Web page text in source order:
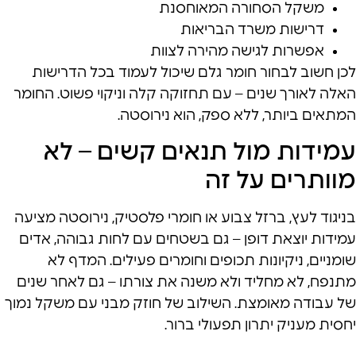
משקל הסחורה המאוחסנת
דרישות משרד הבריאות
אפשרות לגישה מהירה לצוות
לכן חשוב לבחור חומר גלם שיכול לעמוד בכל הדרישות
האלה לאורך שנים – עם תחזוקה קלה וניקוי פשוט. החומר
המתאים ביותר, ללא ספק, הוא נירוסטה.
עמידות מול תנאים קשים – לא
מוותרים על זה
בניגוד לעץ, ברזל צבוע או חומרי פלסטיק, נירוסטה מציעה
עמידות יוצאת דופן – גם בשטחים עם לחות גבוהה, אדים
שומניים, ניקיונות תכופים וחומרים פעילים. המדף לא
מתנפח, לא מחליד ולא משנה את צורתו – גם לאחר שנים
של עבודה מאומצת. השילוב של חוזק מבני עם משקל נמוך
יחסית מעניק יתרון תפעולי ברור.